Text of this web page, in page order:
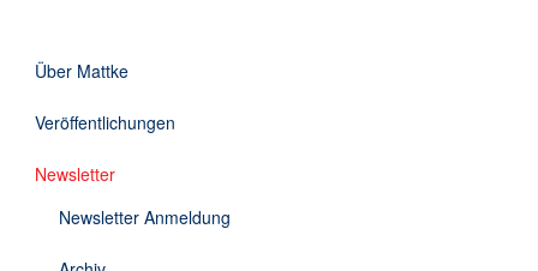
Applikationen
Informationen
Downloads
Über Mattke
Veröffentlichungen
Newsletter
Newsletter Anmeldung